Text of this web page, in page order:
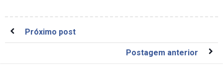
Próximo post
Postagem anterior